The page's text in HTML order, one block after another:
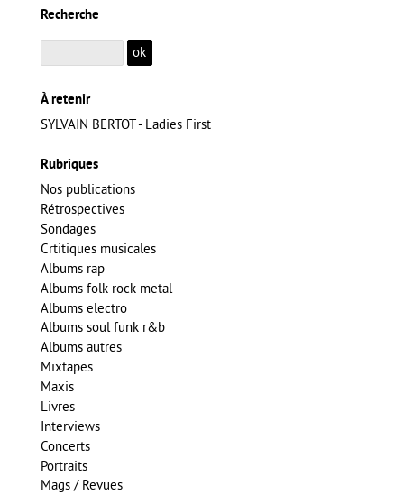
Recherche
À retenir
SYLVAIN BERTOT - Ladies First
Rubriques
Nos publications
Rétrospectives
Sondages
Crtitiques musicales
Albums rap
Albums folk rock metal
Albums electro
Albums soul funk r&b
Albums autres
Mixtapes
Maxis
Livres
Interviews
Concerts
Portraits
Mags / Revues